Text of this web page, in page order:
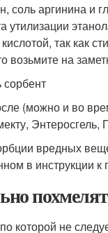
соль аргинина и
утилизации
так как
возьмите на
(можно и во
Энтеросгель,
вредных
в инструкции к
которой не